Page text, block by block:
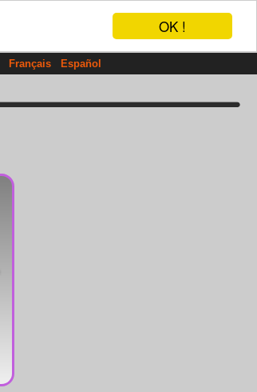
OK !
Français Español